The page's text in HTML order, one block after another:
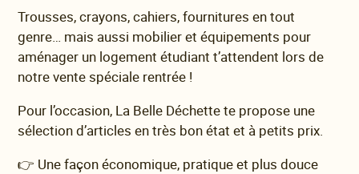
Trousses, crayons, cahiers, fournitures en tout
genre… mais aussi mobilier et équipements pour
aménager un logement étudiant t’attendent lors de
notre vente spéciale rentrée !
Pour l’occasion, La Belle Déchette te propose une
sélection d’articles en très bon état et à petits prix.
👉 Une façon économique, pratique et plus douce